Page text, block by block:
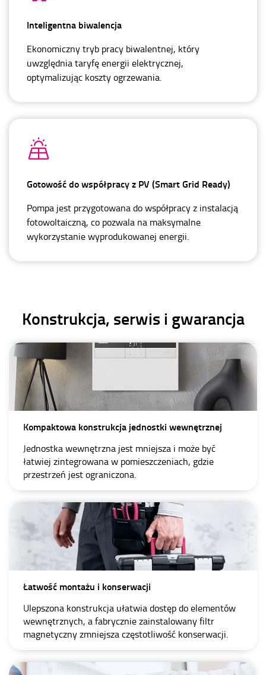
Inteligentna biwalencja
Ekonomiczny tryb pracy biwalentnej, który
uwzględnia taryfę energii elektrycznej,
optymalizując koszty ogrzewania.
Gotowość do współpracy z PV (Smart Grid Ready)
Pompa jest przygotowana do współpracy z instalacją
fotowoltaiczną, co pozwala na maksymalne
wykorzystanie wyprodukowanej energii.
Konstrukcja, serwis i gwarancja
Kompaktowa konstrukcja jednostki wewnętrznej
Jednostka wewnętrzna jest mniejsza i może być
łatwiej zintegrowana w pomieszczeniach, gdzie
przestrzeń jest ograniczona.
Łatwość montażu i konserwacji
Ulepszona konstrukcja ułatwia dostęp do elementów
wewnętrznych, a fabrycznie zainstalowany filtr
magnetyczny zmniejsza częstotliwość konserwacji.